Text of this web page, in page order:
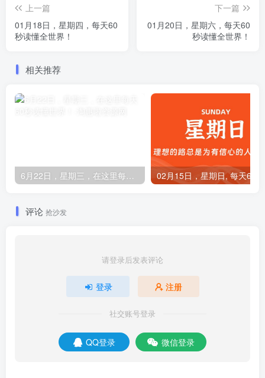
上一篇
01月18日，星期四，每天60
秒读懂全世界！
下一篇
01月20日，星期六，每天60
秒读懂全世界！
相关推荐
评论 抢沙发
请登录后发表评论
登录 注册
社交账号登录
QQ登录 微信登录